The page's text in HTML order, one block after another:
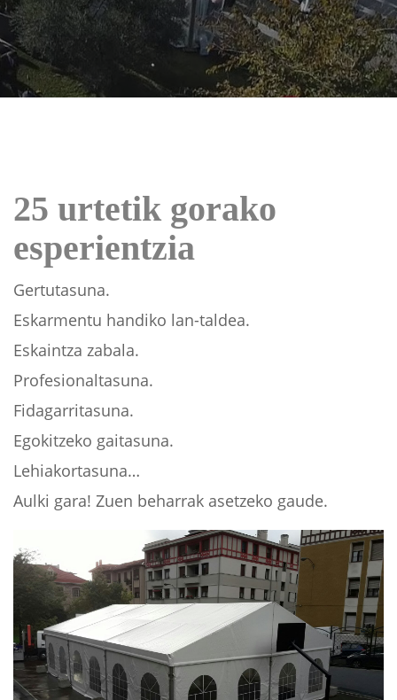
25 urtetik gorako
esperientzia
Gertutasuna.
Eskarmentu handiko lan-taldea.
Eskaintza zabala.
Profesionaltasuna.
Fidagarritasuna.
Egokitzeko gaitasuna.
Lehiakortasuna…
Aulki gara! Zuen beharrak asetzeko gaude.